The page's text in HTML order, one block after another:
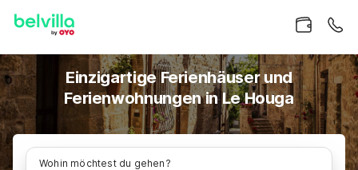
Einzigartige Ferienhäuser und
Ferienwohnungen in Le Houga
Wohin möchtest du gehen?